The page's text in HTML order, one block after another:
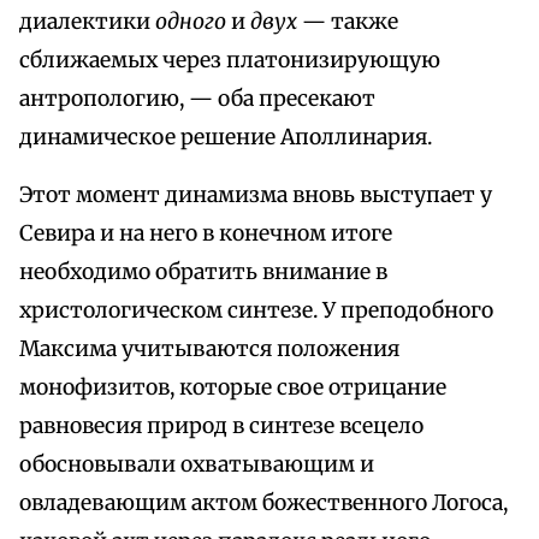
диалектикиодногоидвух — также
сближаемых через платонизирующую
антропологию, — оба пресекают
динамическое решение Аполлинария.
Этот момент динамизма вновь выступает у
Севира и на него в конечном итоге
необходимо обратить внимание в
христологическом синтезе. У преподобного
Максима учитываются положения
монофизитов, которые свое отрицание
равновесия природ в синтезе всецело
обосновывали охватывающим и
овладевающим актом божественного Логоса,